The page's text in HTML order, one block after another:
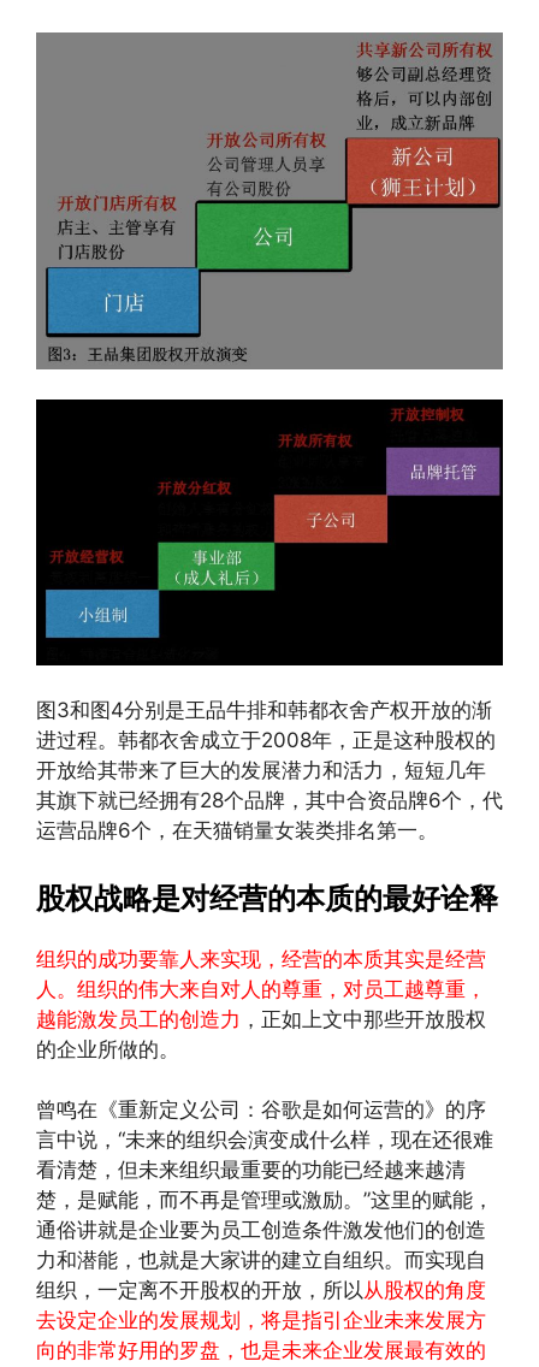
图3和图4分别是王品牛排和韩都衣舍产权开放的渐
进过程。韩都衣舍成立于2008年，正是这种股权的
开放给其带来了巨大的发展潜力和活力，短短几年
其旗下就已经拥有28个品牌，其中合资品牌6个，代
运营品牌6个，在天猫销量女装类排名第一。
股权战略是对经营的本质的最好诠释
组织的成功要靠人来实现，经营的本质其实是经营
人。组织的伟大来自对人的尊重，对员工越尊重，
越能激发员工的创造力 ，正如上文中那些开放股权
的企业所做的。
曾鸣在《重新定义公司：谷歌是如何运营的》的序
言中说，“未来的组织会演变成什么样，现在还很难
看清楚，但未来组织最重要的功能已经越来越清
楚，是赋能，而不再是管理或激励。”这里的赋能，
通俗讲就是企业要为员工创造条件激发他们的创造
力和潜能，也就是大家讲的建立自组织。而实现自
组织，一定离不开股权的开放，所以从股权的角度
去设定企业的发展规划，将是指引企业未来发展方
向的非常好用的罗盘，也是未来企业发展最有效的